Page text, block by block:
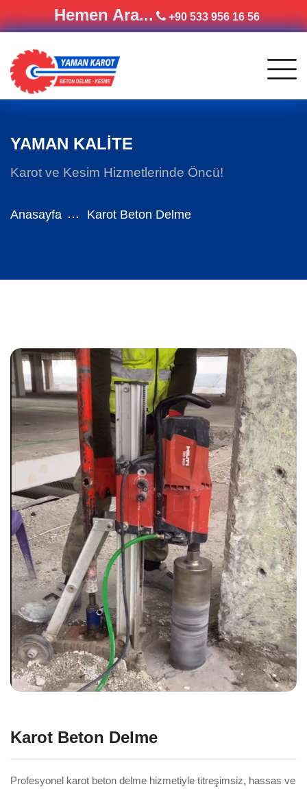
Hemen Ara... +90 533 956 16 56
YAMAN KALİTE
Karot ve Kesim Hizmetlerinde Öncü!
Anasayfa Karot Beton Delme
Karot Beton Delme
Profesyonel karot beton delme hizmetiyle titreşimsiz, hassas ve